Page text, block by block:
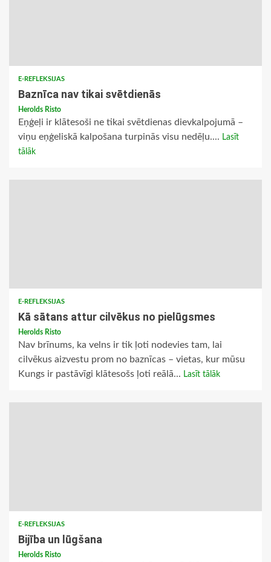
E-REFLEKSIJAS
Baznīca nav tikai svētdienās
Herolds Risto
Eņģeļi ir klātesoši ne tikai svētdienas dievkalpojumā –
viņu eņģeliskā kalpošana turpinās visu nedēļu.... Lasīt
tālāk
E-REFLEKSIJAS
Kā sātans attur cilvēkus no pielūgsmes
Herolds Risto
Nav brīnums, ka velns ir tik ļoti nodevies tam, lai
cilvēkus aizvestu prom no baznīcas – vietas, kur mūsu
Kungs ir pastāvīgi klātesošs ļoti reālā... Lasīt tālāk
E-REFLEKSIJAS
Bijība un lūgšana
Herolds Risto